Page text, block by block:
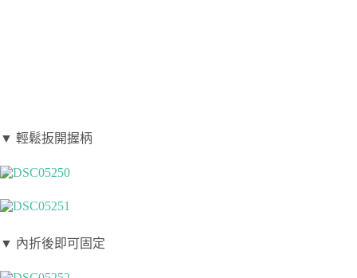
▼ 輕鬆扳開握柄
▼ 內折後即可固定